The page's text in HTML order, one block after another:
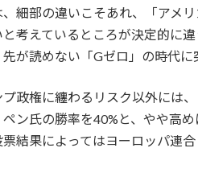
、細部の違いこそあれ、「アメ
と考えているところが決定的に
が読めない「Gゼロ」の時代に
プ政権に纏わるリスク以外には
ペン氏の勝率を40%と、やや高
票結果によってはヨーロッパ連